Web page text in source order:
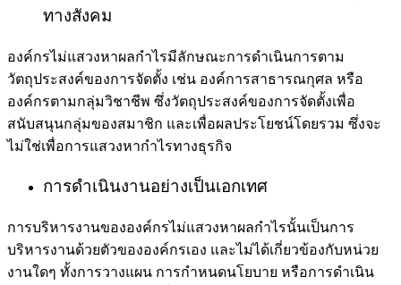
ทางสังคม
องค์กรไม่แสวงหาผลกำไรมีลักษณะการดำเนินการตาม
วัตถุประสงค์ของการจัดตั้ง เช่น องค์การสาธารณกุศล หรือ
องค์กรตามกลุ่มวิชาชีพ ซึ่งวัตถุประสงค์ของการจัดตั้งเพื่อ
สนับสนุนกลุ่มของสมาชิก และเพื่อผลประโยชน์โดยรวม ซึ่งจะ
ไม่ใช่เพื่อการแสวงหากำไรทางธุรกิจ
การดำเนินงานอย่างเป็นเอกเทศ
การบริหารงานขององค์กรไม่แสวงหาผลกำไรนั้นเป็นการ
บริหารงานด้วยตัวขององค์กรเอง และไม่ได้เกี่ยวข้องกับหน่วย
งานใดๆ ทั้งการวางแผน การกำหนดนโยบาย หรือการดำเนิน